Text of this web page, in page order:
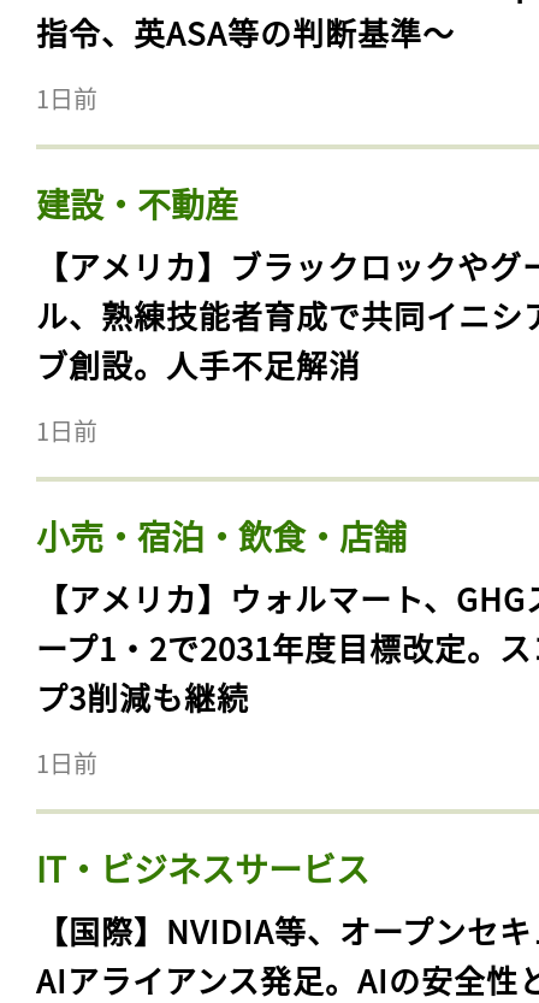
指令、英ASA等の判断基準〜
1日前
建設・不動産
【アメリカ】ブラックロックやグ
ル、熟練技能者育成で共同イニシ
ブ創設。人手不足解消
1日前
小売・宿泊・飲食・店舗
【アメリカ】ウォルマート、GHG
ープ1・2で2031年度目標改定。
プ3削減も継続
1日前
IT・ビジネスサービス
【国際】NVIDIA等、オープンセ
AIアライアンス発足。AIの安全性